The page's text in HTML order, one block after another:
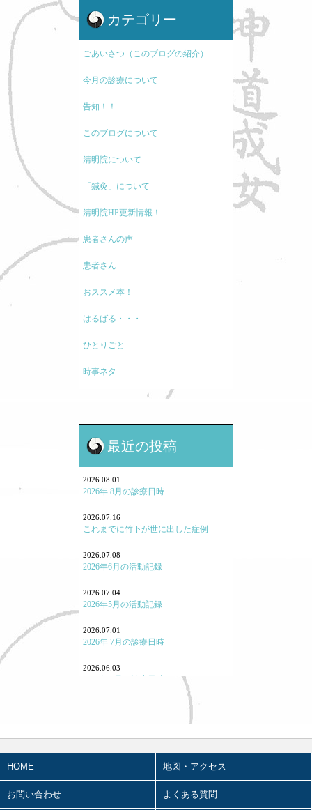
カテゴリー
ごあいさつ（このブログの紹介）
今月の診療について
告知！！
このブログについて
清明院について
「鍼灸」について
清明院HP更新情報！
患者さんの声
患者さん
おススメ本！
はるばる・・・
ひとりごと
時事ネタ
現代医療に関して
鍼灸と保険・業界のお話
鍼灸学校、鍼灸学生に関して
よくある病気・症状
養生
「怒り方」の大事
｢泣く｣とはどういうことか
「痛み」について
最近の投稿
2026.08.01
2026年 8月の診療日時
2026.07.16
これまでに竹下が世に出した症例
2026.07.08
2026年6月の活動記録
2026.07.04
2026年5月の活動記録
2026.07.01
2026年 7月の診療日時
2026.06.03
2026年3月の活動記録
2026.05.01
HOME 地図・アクセス
お問い合わせ よくある質問